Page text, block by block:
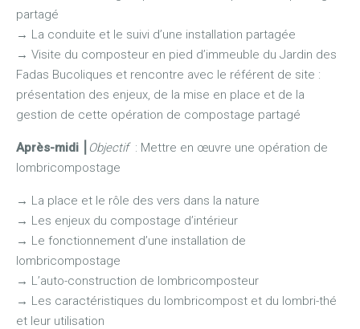
partagé
→ La conduite et le suivi d’une installation partagée
→ Visite du composteur en pied d’immeuble du Jardin des
Fadas Bucoliques et rencontre avec le référent de site :
présentation des enjeux, de la mise en place et de la
gestion de cette opération de compostage partagé
Après-midi Objectif: Mettre en œuvre une opération de
lombricompostage
→ La place et le rôle des vers dans la nature
→ Les enjeux du compostage d’intérieur
→ Le fonctionnement d’une installation de
lombricompostage
→ L’auto-construction de lombricomposteur
→ Les caractéristiques du lombricompost et du lombri-thé
et leur utilisation